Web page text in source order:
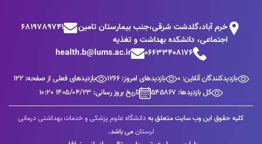
خرم آباد،گلدشت شرقی،جنب بيمارستان تامين
اجتماعی، دانشکده بهداشت و تغذیه
6819789741
06633408176
health.b@lums.ac.ir
بازدیدکنندگان آنلاین: 0 بازدیدهای امروز: 1266
بازدیدهای فعلی از صفحه: 122
کل بازدیدها: 545867
تاریخ بروز رسانی: 1405/04/23 10:20
کلیه حقوق این وب سایت متعلق به دانشگاه علوم پزشکی و خدمات بهداشتی درمانی
لرستانمی باشد.